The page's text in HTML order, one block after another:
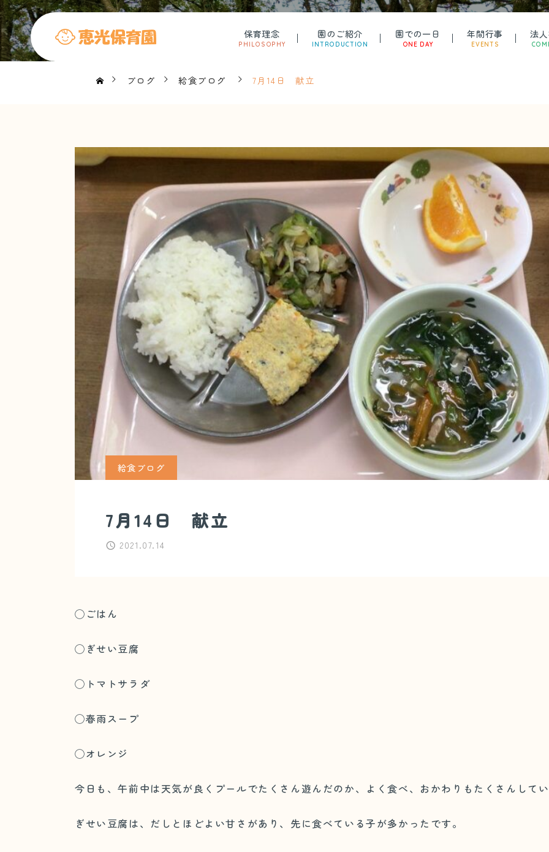
保育理念
PHILOSOPHY
園のご紹介
INTRODUCTION
園での一日
ONE DAY
年間行事
EVENTS
法
ブログ 給食ブログ 7月14日 献立
給食ブログ
7月14日 献立
2021.07.14
◯ごはん
◯ぎせい豆腐
◯トマトサラダ
◯春雨スープ
◯オレンジ
今日も、午前中は天気が良くプールでたくさん遊んだのか、よく食べ、おかわりもたくさんして
ぎせい豆腐は、だしとほどよい甘さがあり、先に食べている子が多かったです。